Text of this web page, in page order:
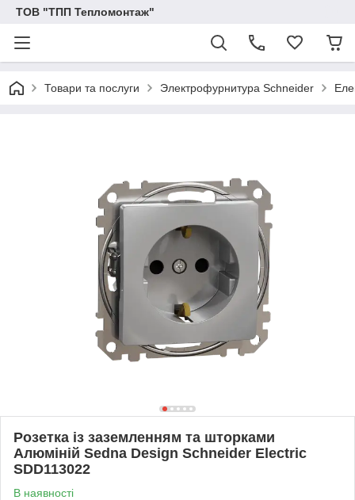
ТОВ "ТПП Тепломонтаж"
Товари та послуги Электрофурнитура Schneider
Розетка із заземленням та шторками
Алюміній Sedna Design Schneider Electric
SDD113022
В наявності